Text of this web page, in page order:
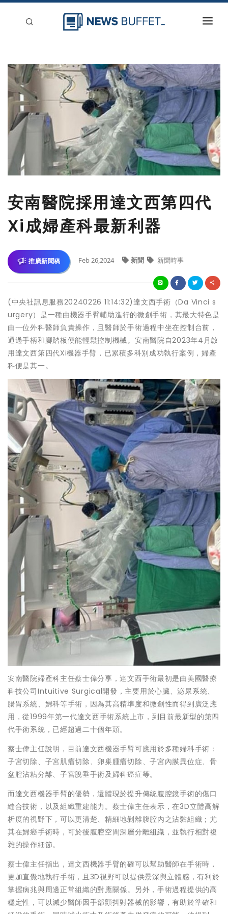
新聞稿分類
安南醫院採用達文西第四代
Xi成婦產科最新利器
推廣新聞稿 Feb 26,2024 新聞 新聞時事
(中央社訊息服務20240226 11:14:32)達文西手術（Da Vinci s
urgery）是一種由機器手臂輔助進行的微創手術，其最大特色是
由一位外科醫師負責操作，且醫師於手術過程中坐在控制台前，
通過手柄和腳踏板便能輕鬆控制機械。安南醫院自2023年4月啟
用達文西第四代Xi機器手臂，已累積多科別成功執行案例，婦產
科便是其一。
安南醫院婦產科主任蔡士偉分享，達文西手術最初是由美國醫療
科技公司Intuitive Surgical開發，主要用於心臟、泌尿系統、
腸胃系統、婦科等手術，因為其高精準度和微創性而得到廣泛應
用，從1999年第一代達文西手術系統上市，到目前最新型的第四
代手術系統，已經超過二十個年頭。
蔡士偉主任說明，目前達文西機器手臂可應用於多種婦科手術：
子宮切除、子宮肌瘤切除、卵巢腫瘤切除、子宮內膜異位症、骨
盆腔沾粘分離、子宮脫垂手術及婦科癌症等。
而達文西機器手臂的優勢，還體現於提升傳統腹腔鏡手術的傷口
縫合技術，以及組織重建能力。蔡士偉主任表示，在3D立體高解
析度的視野下，可以更清楚、精細地剝離腹腔內之沾黏組織；尤
其在婦癌手術時，可於後腹腔空間深層分離組織，並執行相對複
雜的操作細節。
蔡士偉主任指出，達文西機器手臂的確可以幫助醫師在手術時，
更加直覺地執行手術，且3D視野可以提供景深與立體感，有利於
掌握病兆與周邊正常組織的對應關係。另外，手術過程提供的高
穩定性，可以減少醫師因手部顫抖對器械的影響，有助於準確和